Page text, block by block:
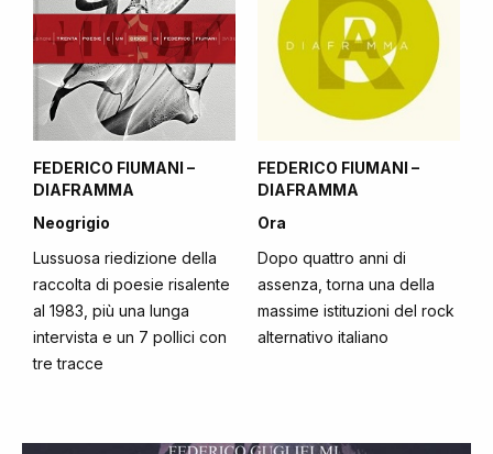
FEDERICO FIUMANI –
DIAFRAMMA
Neogrigio
Lussuosa riedizione della
raccolta di poesie risalente
al 1983, più una lunga
intervista e un 7 pollici con
tre tracce
FEDERICO FIUMANI –
DIAFRAMMA
Ora
Dopo quattro anni di
assenza, torna una della
massime istituzioni del rock
alternativo italiano